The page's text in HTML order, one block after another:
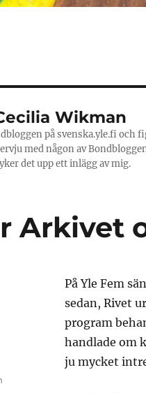
Wikman
på svenska.yle.fi och
med någon av
det upp ett inlägg av mig.
Arkivet
På Yle Fem
sedan, Rivet
program
handlade om
ju mycket